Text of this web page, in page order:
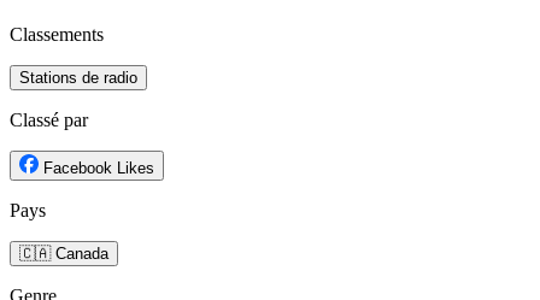
Classements
Stations de radio
Classé par
Facebook Likes
Pays
🇨🇦 Canada
Genre